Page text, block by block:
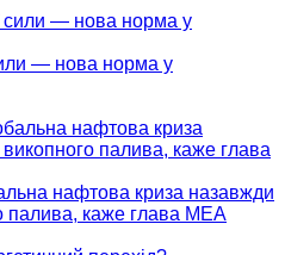
— нова норма у
нафтова криза назавжди
палива, каже глава МЕА